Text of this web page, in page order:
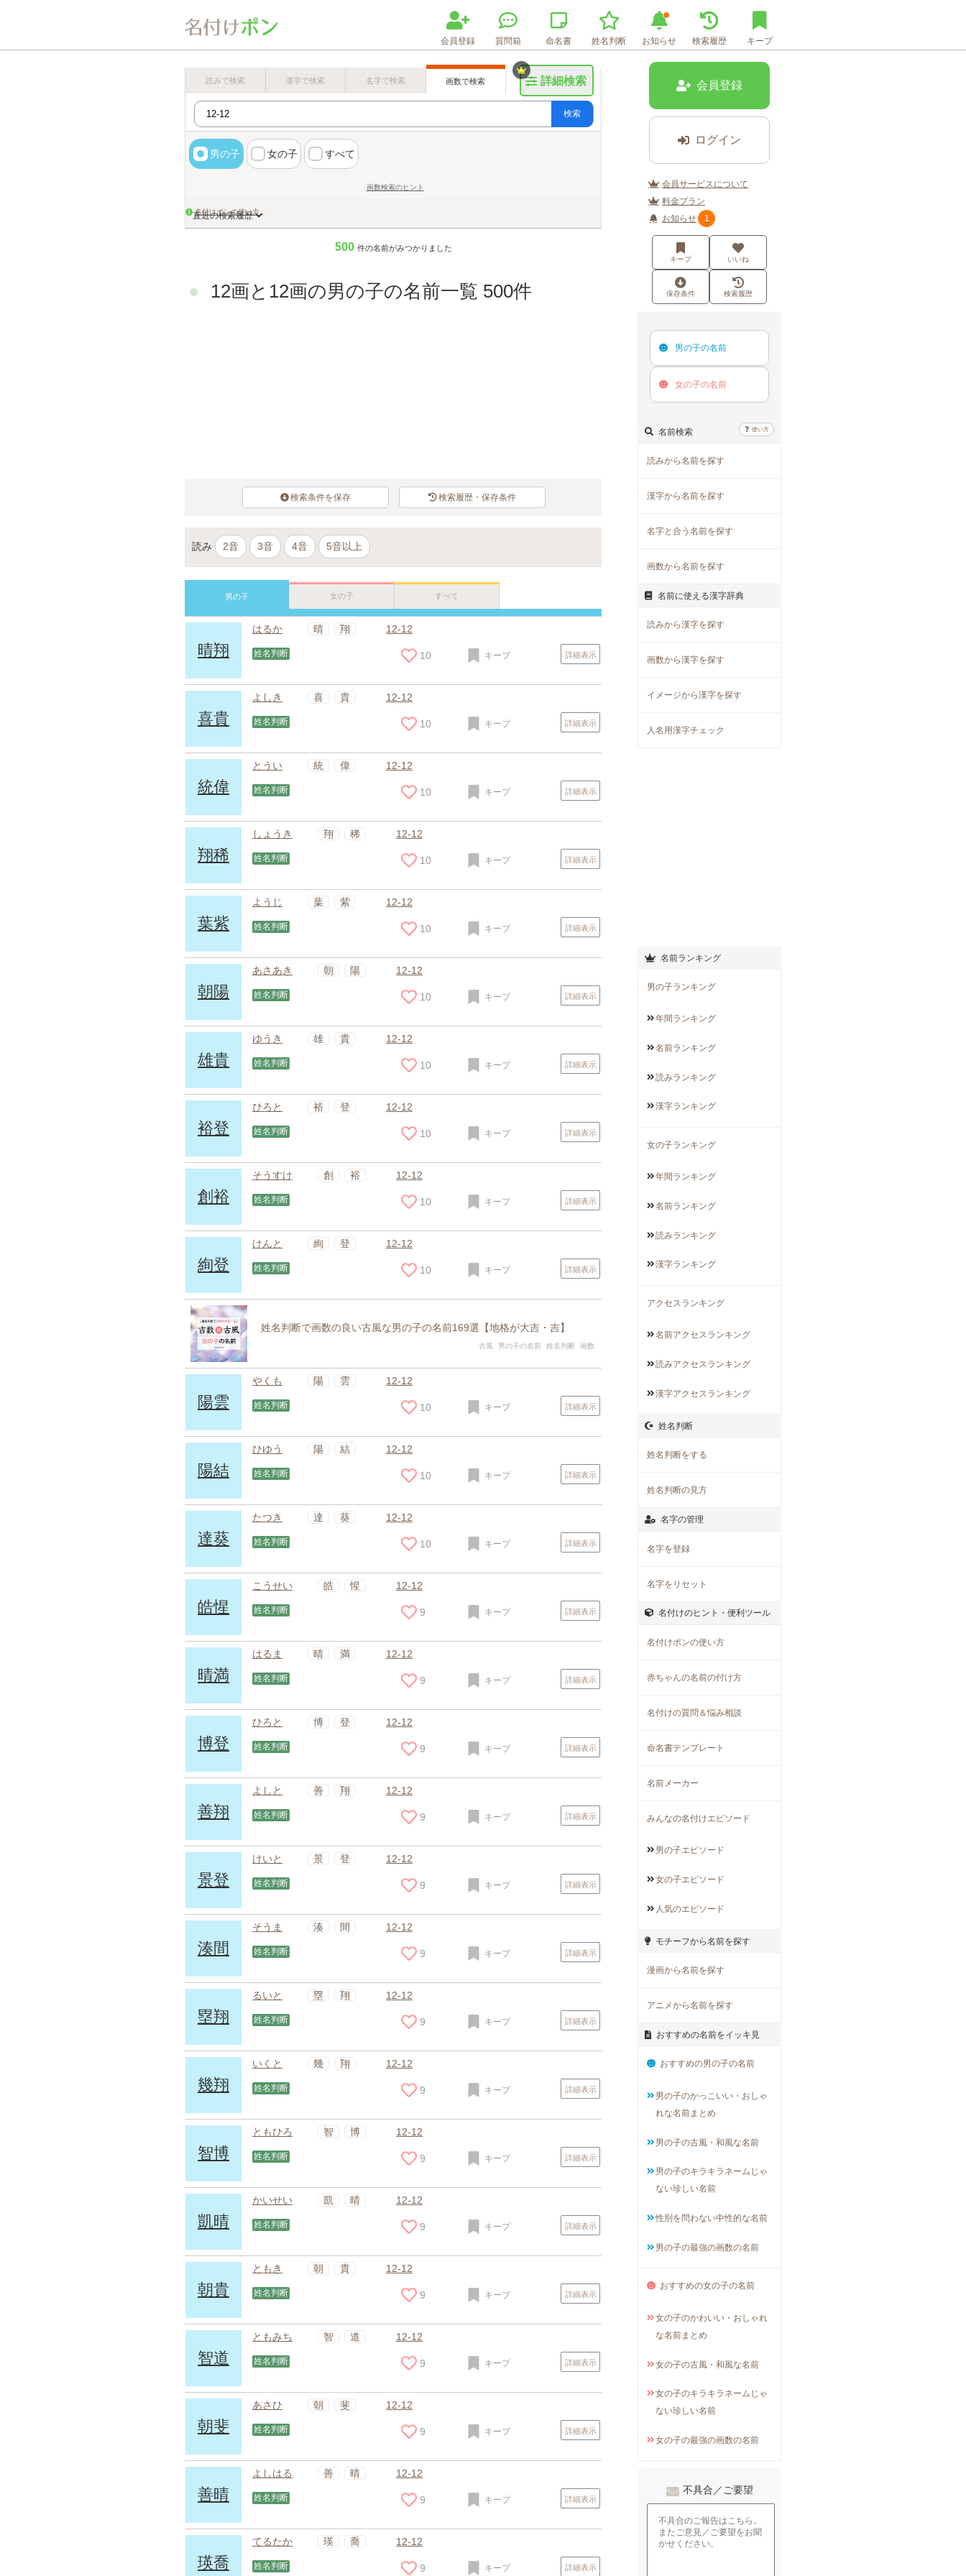
会員登録 質問箱 命名書 姓名判断 お知らせ 検索履歴 キープ
詳細検索
読みで検索 漢字で検索 名字で検索 画数で検索
検索
男の子 女の子 すべて
画数検索のヒント
名付けポンの使い方
直近の検索履歴
500 件の名前がみつかりました
12画と12画の男の子の名前一覧 500件
検索条件を保存 検索履歴・保存条件
読み 2音 3音 4音 5音以上
男の子 女の子 すべて
晴翔
はるか 晴 翔 12-12
姓名判断 10 キープ 詳細表示
喜貴
よしき 喜 貴 12-12
姓名判断 10 キープ 詳細表示
統偉
とうい 統 偉 12-12
姓名判断 10 キープ 詳細表示
翔稀
しょうき 翔 稀 12-12
姓名判断 10 キープ 詳細表示
葉紫
ようじ 葉 紫 12-12
姓名判断 10 キープ 詳細表示
朝陽
あさあき 朝 陽 12-12
姓名判断 10 キープ 詳細表示
雄貴
ゆうき 雄 貴 12-12
姓名判断 10 キープ 詳細表示
裕登
ひろと 裕 登 12-12
姓名判断 10 キープ 詳細表示
創裕
そうすけ 創 裕 12-12
姓名判断 10 キープ 詳細表示
絢登
けんと 絢 登 12-12
姓名判断 10 キープ 詳細表示
姓名判断で画数の良い古風な男の子の名前169選【地格が大吉・吉】
古風 男の子の名前 姓名判断 画数
陽雲
やくも 陽 雲 12-12
姓名判断 10 キープ 詳細表示
陽結
ひゆう 陽 結 12-12
姓名判断 10 キープ 詳細表示
達葵
たつき 達 葵 12-12
姓名判断 10 キープ 詳細表示
皓惺
こうせい 皓 惺 12-12
姓名判断 9 キープ 詳細表示
晴満
はるま 晴 満 12-12
姓名判断 9 キープ 詳細表示
博登
ひろと 博 登 12-12
姓名判断 9 キープ 詳細表示
善翔
よしと 善 翔 12-12
姓名判断 9 キープ 詳細表示
景登
けいと 景 登 12-12
姓名判断 9 キープ 詳細表示
湊間
そうま 湊 間 12-12
姓名判断 9 キープ 詳細表示
塁翔
るいと 塁 翔 12-12
姓名判断 9 キープ 詳細表示
幾翔
いくと 幾 翔 12-12
姓名判断 9 キープ 詳細表示
智博
ともひろ 智 博 12-12
姓名判断 9 キープ 詳細表示
凱晴
かいせい 凱 晴 12-12
姓名判断 9 キープ 詳細表示
朝貴
ともき 朝 貴 12-12
姓名判断 9 キープ 詳細表示
智道
ともみち 智 道 12-12
姓名判断 9 キープ 詳細表示
朝斐
あさひ 朝 斐 12-12
姓名判断 9 キープ 詳細表示
善晴
よしはる 善 晴 12-12
姓名判断 9 キープ 詳細表示
瑛喬
てるたか 瑛 喬 12-12
姓名判断 9 キープ 詳細表示
会員登録
ログイン
会員サービスについて
料金プラン
お知らせ
1
キープ いいね
保存条件 検索履歴
男の子の名前
女の子の名前
名前検索 使い方
読みから名前を探す
漢字から名前を探す
名字と合う名前を探す
画数から名前を探す
名前に使える漢字辞典
読みから漢字を探す
画数から漢字を探す
イメージから漢字を探す
人名用漢字チェック
名前ランキング
男の子ランキング
年間 ランキング
名前ランキング
読みランキング
漢字ランキング
女の子ランキング
年間 ランキング
名前ランキング
読みランキング
漢字ランキング
アクセスランキング
名前アクセスランキング
読みアクセスランキング
漢字アクセス ランキング
姓名判断
姓名判断をする
姓名判断の見方
名字の管理
名字を登録
名字をリセット
名付けのヒント・便利ツール
名付けポンの使い方
赤ちゃんの名前の付け方
名付けの質問＆悩み相談
命名書テンプレート
名前メーカー
みんなの名付けエピソード
男の子エピソード
女の子エピソード
人気のエピソード
モチーフから名前を探す
漫画から名前を探す
アニメから名前を探す
おすすめの名前をイッキ見
おすすめの男の子の名前
男の子のかっこいい・おしゃ
れな名前まとめ
男の子の古風・和風な名前
男の子のキラキラネームじゃ
ない珍しい名前
性別を問わない中性的な名前
男の子の最強の画数の名前
おすすめの女の子の名前
女の子のかわいい・おしゃれ
な名前まとめ
女の子の古風・和風な名前
女の子のキラキラネームじゃ
ない珍しい名前
女の子の最強の画数の名前
不具合／ご要望